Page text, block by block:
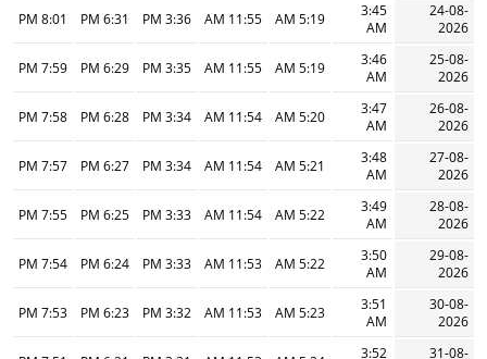
24-08-
2026
3:45
AM
5:19 AM
11:55 AM
3:36 PM
6:31 PM
8:01 PM
25-08-
2026
3:46
AM
5:19 AM
11:55 AM
3:35 PM
6:29 PM
7:59 PM
26-08-
2026
3:47
AM
5:20 AM
11:54 AM
3:34 PM
6:28 PM
7:58 PM
27-08-
2026
3:48
AM
5:21 AM
11:54 AM
3:34 PM
6:27 PM
7:57 PM
28-08-
2026
3:49
AM
5:22 AM
11:54 AM
3:33 PM
6:25 PM
7:55 PM
29-08-
2026
3:50
AM
5:22 AM
11:53 AM
3:33 PM
6:24 PM
7:54 PM
30-08-
2026
3:51
AM
5:23 AM
11:53 AM
3:32 PM
6:23 PM
7:53 PM
31-08-
3:52